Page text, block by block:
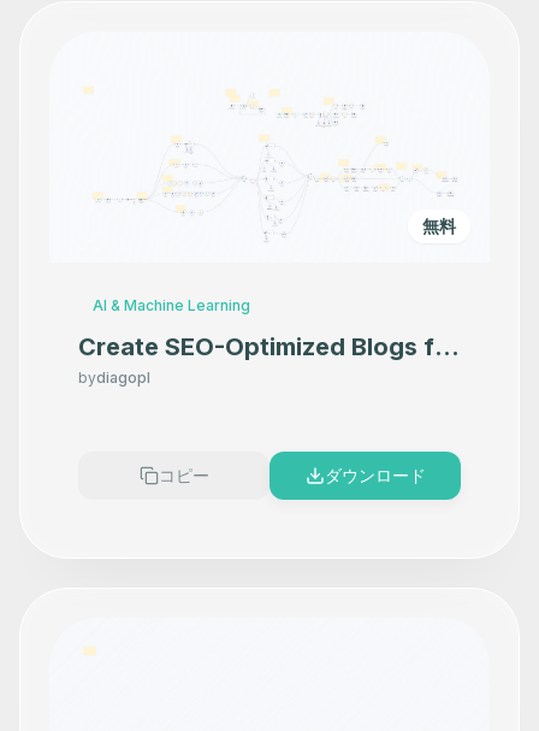
無料
AI & Machine Learning
Create SEO-Optimized Blogs for
WordPress with Perplexity &
bydiagopl
コピー ダウンロード